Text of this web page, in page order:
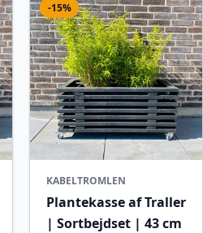
-15%
KABELTROMLEN
Plantekasse af Traller
| Sortbejdset | 43 cm